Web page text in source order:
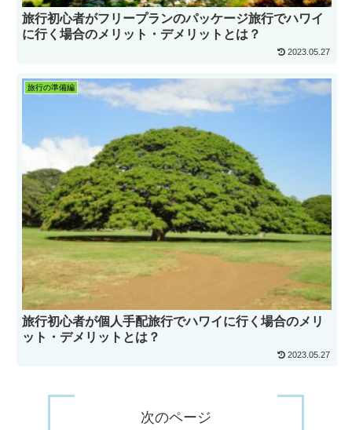
旅行初心者がフリープランのパッケージ旅行でハワイ
に行く場合のメリット・デメリットとは？
2023.05.27
旅行の準備編
旅行初心者が個人手配旅行でハワイに行く場合のメリ
ット・デメリットとは？
2023.05.27
次のページ